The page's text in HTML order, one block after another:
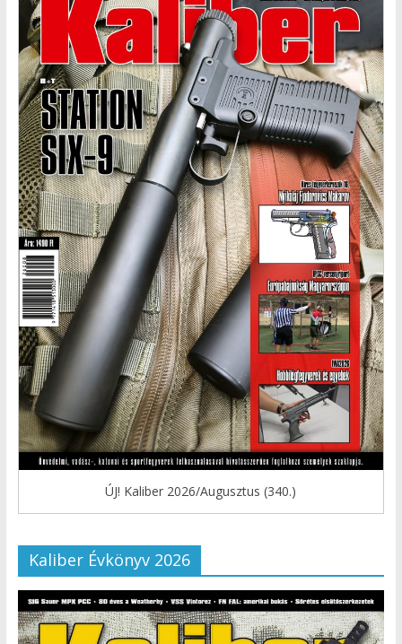
ÚJ! Kaliber 2026/Augusztus (340.)
Kaliber Évkönyv 2026